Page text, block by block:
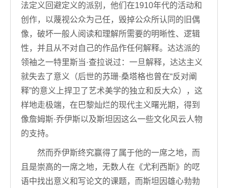
法定义回避定义的派别，他们在1910年代的活动和
创作，以蔑视公众为己任，毁掉公众所认同的旧偶
像，破坏一般人阅读和理解所需要的明晰性、逻辑
性，并且从不对自己的作品作任何解释。达达派的
领袖之一特里斯当·查拉说过：一旦解释，达达主义
就失去了意义（后世的苏珊·桑塔格也曾在“反对阐
释”的意义上捍卫了艺术美学的独立和反大众），这
样地走极端，在巴黎灿烂的现代主义曙光期，得到
像詹姆斯·乔伊斯以及斯坦因这么一些文化风云人物
的支持。
然而乔伊斯终究赢得了属于他的一席之地，而
且是崇高的一席之地，无数人在《尤利西斯》的呓
语中找出意义和写论文的课题，而斯坦因雄心勃勃